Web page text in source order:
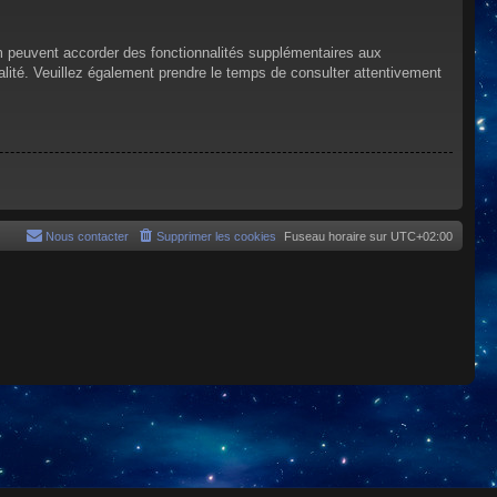
accorder des fonctionnalités supplémentaires aux
Veuillez également prendre le temps de consulter attentivement
Fuseau horaire sur UTC+02:00
Supprimer les cookies
Nous contacter